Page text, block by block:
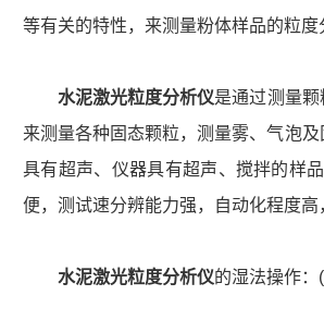
等有关的特性，来测量粉体样品的粒度
水泥激光粒度分析仪是通过测量
来测量各种固态颗粒，测量雾、气泡
具有超声、仪器具有超声、搅拌的样
便，测试速分辨能力强，自动化程度
水泥激光粒度分析仪的湿法操作